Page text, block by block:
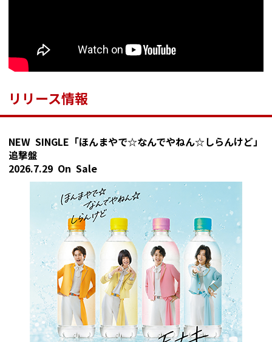
リリース情報
NEW SINGLE「ほんまやで☆なんでやねん☆しらんけど」
追撃盤
2026.7.29 On Sale